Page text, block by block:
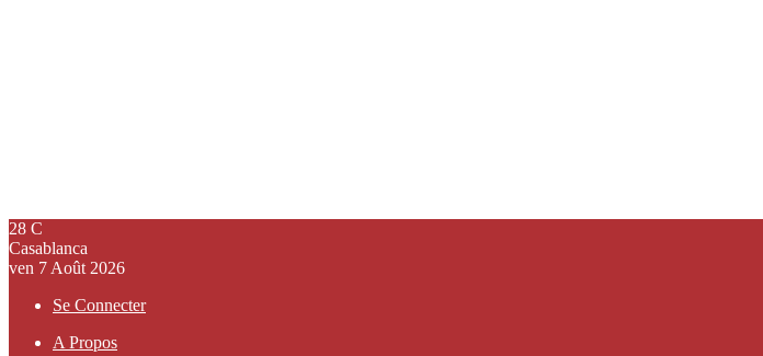
28 C
Casablanca
ven 7 Août 2026
Se Connecter
A Propos